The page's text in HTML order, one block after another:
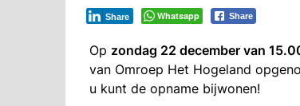
Whatsapp Share
Share
Op zondag 22 december van
van Omroep Het Hogeland
u kunt de opname bijwonen!